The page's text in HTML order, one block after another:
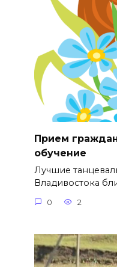
Прием
обучение
Лучшие
Владивостока
0 2